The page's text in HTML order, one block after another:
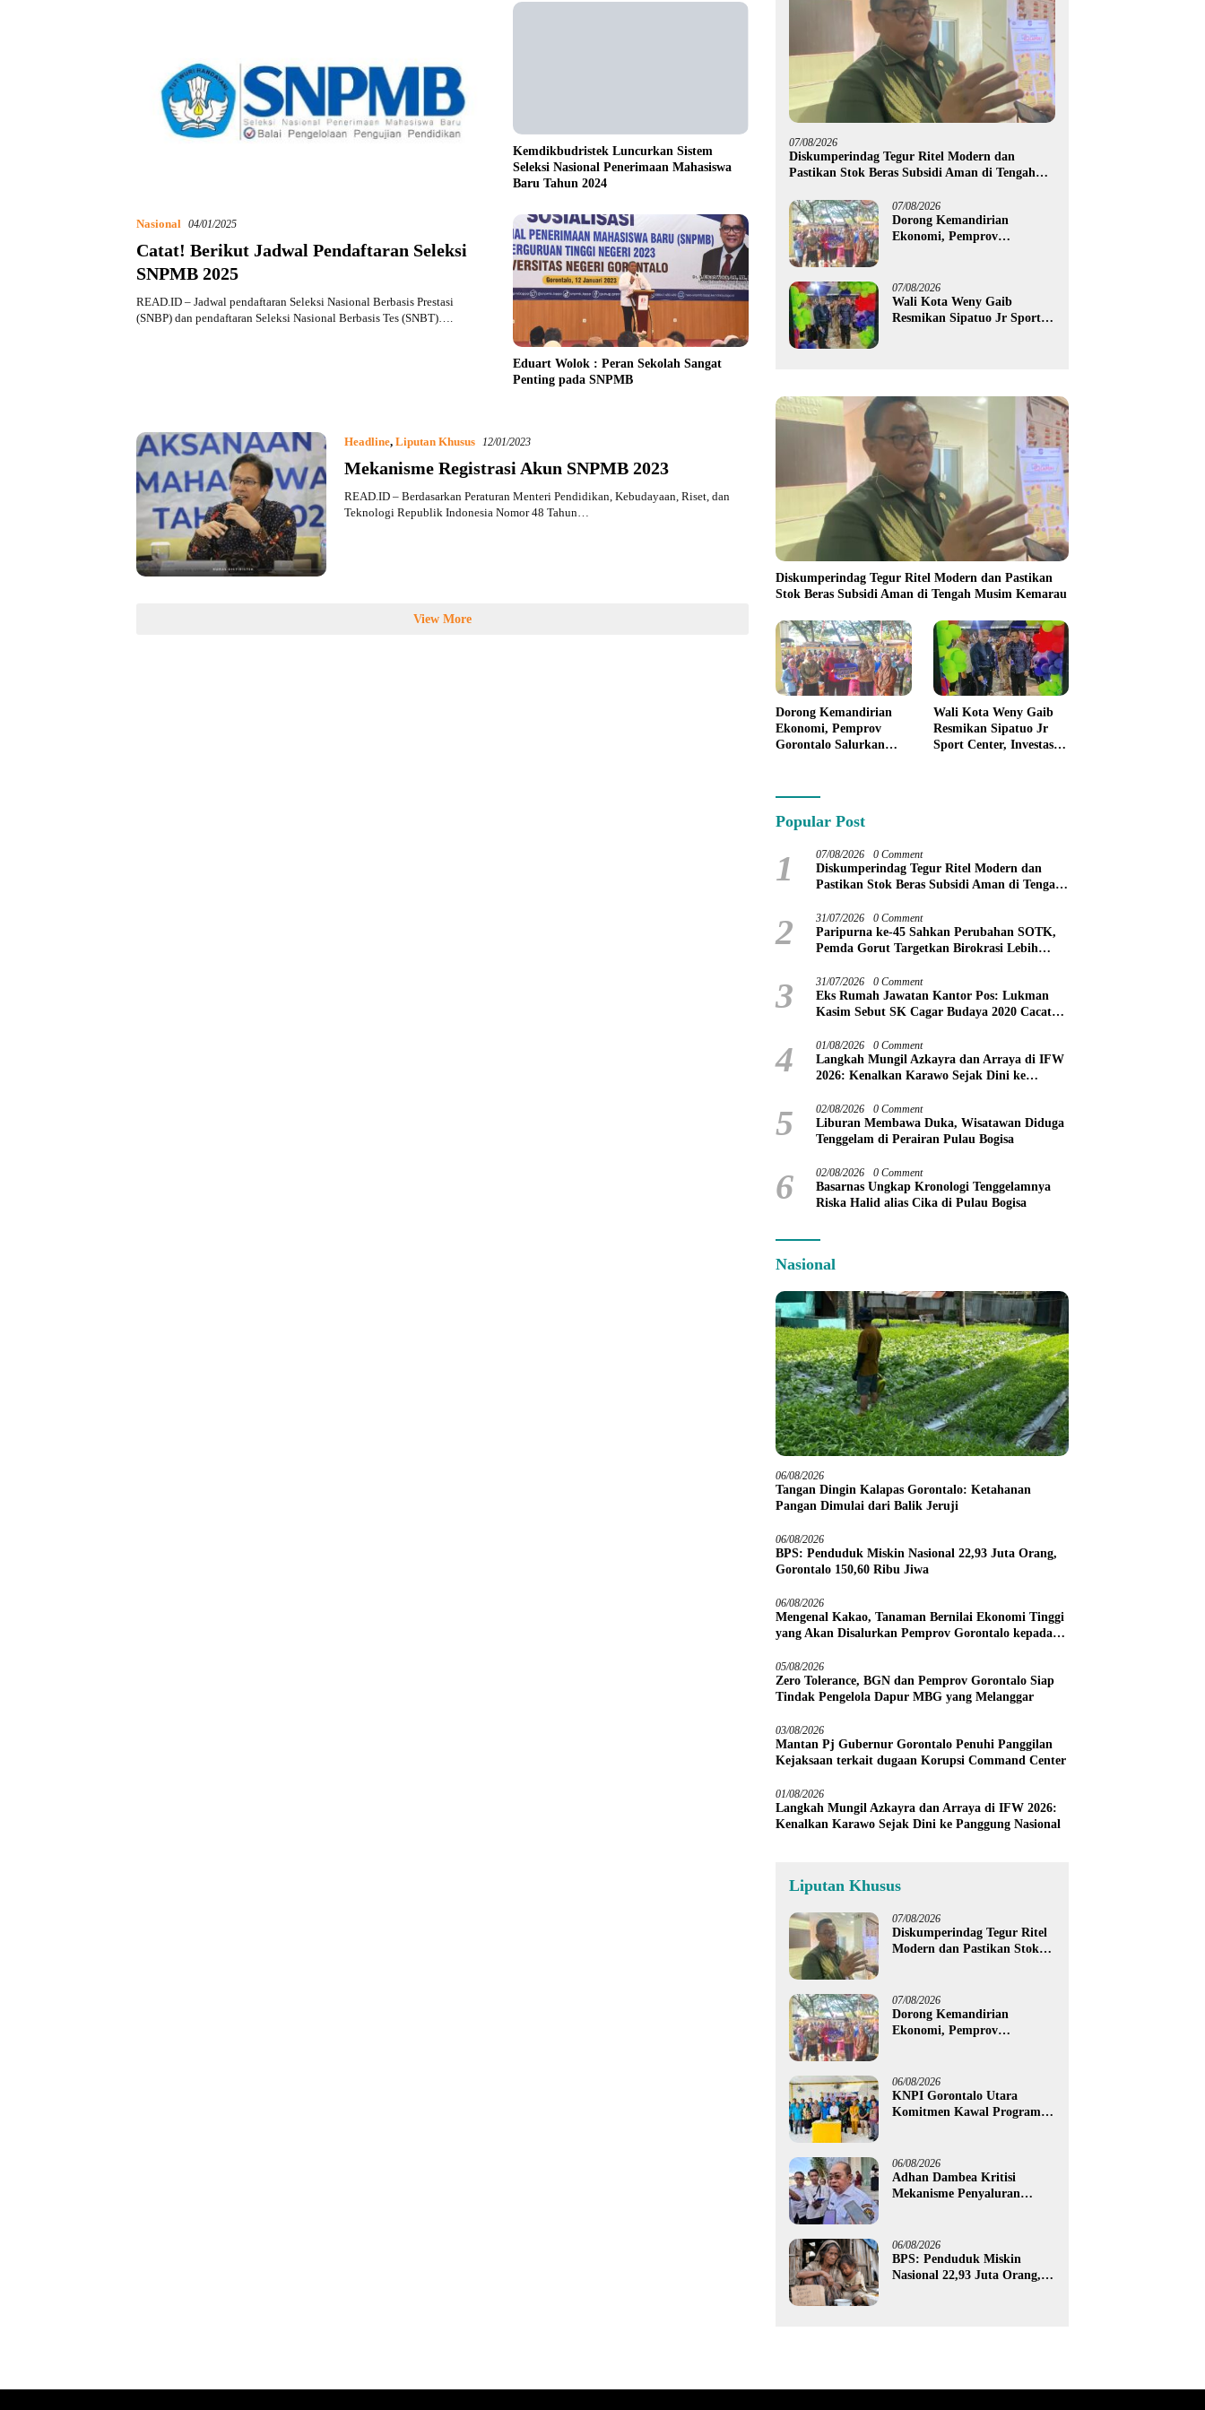
Nasional 04/01/2025
Catat! Berikut Jadwal Pendaftaran Seleksi
SNPMB 2025
READ.ID – Jadwal pendaftaran Seleksi Nasional Berbasis Prestasi
(SNBP) dan pendaftaran Seleksi Nasional Berbasis Tes (SNBT)….
Kemdikbudristek Luncurkan Sistem
Seleksi Nasional Penerimaan Mahasiswa
Baru Tahun 2024
Eduart Wolok : Peran Sekolah Sangat
Penting pada SNPMB
Headline, Liputan Khusus 12/01/2023
Mekanisme Registrasi Akun SNPMB 2023
READ.ID – Berdasarkan Peraturan Menteri Pendidikan, Kebudayaan, Riset, dan
Teknologi Republik Indonesia Nomor 48 Tahun…
View More
07/08/2026
Diskumperindag Tegur Ritel Modern dan
Pastikan Stok Beras Subsidi Aman di Tengah
07/08/2026
Dorong Kemandirian
Ekonomi, Pemprov
untuk 395 Pelaku Usaha
07/08/2026
Wali Kota Weny Gaib
Resmikan Sipatuo Jr Sport
Diskumperindag Tegur Ritel Modern dan Pastikan
Stok Beras Subsidi Aman di Tengah Musim Kemarau
Dorong Kemandirian
Ekonomi, Pemprov
Gorontalo Salurkan
Pelaku Usaha
Wali Kota Weny Gaib
Resmikan Sipatuo Jr
Sport Center, Investasi
Popular Post
1 07/08/2026 0 Comment
Diskumperindag Tegur Ritel Modern dan
Pastikan Stok Beras Subsidi Aman di Tengah
2 31/07/2026 0 Comment
Paripurna ke-45 Sahkan Perubahan SOTK,
Pemda Gorut Targetkan Birokrasi Lebih
3 31/07/2026 0 Comment
Eks Rumah Jawatan Kantor Pos: Lukman
Kasim Sebut SK Cagar Budaya 2020 Cacat
4 01/08/2026 0 Comment
Langkah Mungil Azkayra dan Arraya di IFW
2026: Kenalkan Karawo Sejak Dini ke
5 02/08/2026 0 Comment
Liburan Membawa Duka, Wisatawan Diduga
Tenggelam di Perairan Pulau Bogisa
6 02/08/2026 0 Comment
Basarnas Ungkap Kronologi Tenggelamnya
Riska Halid alias Cika di Pulau Bogisa
Nasional
06/08/2026
Tangan Dingin Kalapas Gorontalo: Ketahanan
Pangan Dimulai dari Balik Jeruji
06/08/2026
BPS: Penduduk Miskin Nasional 22,93 Juta Orang,
Gorontalo 150,60 Ribu Jiwa
06/08/2026
Mengenal Kakao, Tanaman Bernilai Ekonomi Tinggi
yang Akan Disalurkan Pemprov Gorontalo kepada
05/08/2026
Zero Tolerance, BGN dan Pemprov Gorontalo Siap
Tindak Pengelola Dapur MBG yang Melanggar
03/08/2026
Mantan Pj Gubernur Gorontalo Penuhi Panggilan
Kejaksaan terkait dugaan Korupsi Command Center
01/08/2026
Langkah Mungil Azkayra dan Arraya di IFW 2026:
Kenalkan Karawo Sejak Dini ke Panggung Nasional
Liputan Khusus
07/08/2026
Diskumperindag Tegur Ritel
Modern dan Pastikan Stok
07/08/2026
Dorong Kemandirian
Ekonomi, Pemprov
untuk 395 Pelaku Usaha
06/08/2026
KNPI Gorontalo Utara
Komitmen Kawal Program
06/08/2026
Adhan Dambea Kritisi
Mekanisme Penyaluran
06/08/2026
BPS: Penduduk Miskin
Nasional 22,93 Juta Orang,